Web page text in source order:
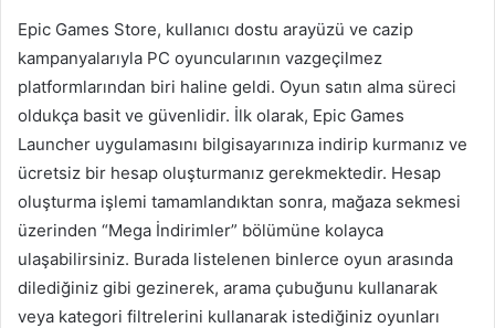
Epic Games Store, kullanıcı dostu arayüzü ve cazip
kampanyalarıyla PC oyuncularının vazgeçilmez
platformlarından biri haline geldi. Oyun satın alma süreci
oldukça basit ve güvenlidir. İlk olarak, Epic Games
Launcher uygulamasını bilgisayarınıza indirip kurmanız ve
ücretsiz bir hesap oluşturmanız gerekmektedir. Hesap
oluşturma işlemi tamamlandıktan sonra, mağaza sekmesi
üzerinden “Mega İndirimler” bölümüne kolayca
ulaşabilirsiniz. Burada listelenen binlerce oyun arasında
dilediğiniz gibi gezinerek, arama çubuğunu kullanarak
veya kategori filtrelerini kullanarak istediğiniz oyunları